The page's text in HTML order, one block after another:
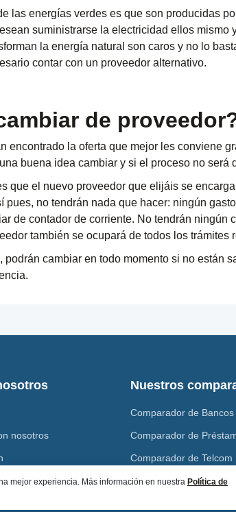
las energías verdes es que son producidas
suministrarse la electricidad ellos mismo
la energía natural son caros y no lo
contar con un proveedor alternativo.
de
encontrado la oferta que mejor les conviene
buena idea cambiar y si el proceso no será
que el nuevo proveedor que elijáis se
pues, no tendrán nada que hacer: ningún
de contador de corriente. No tendrán ningún
también se ocupará de todos los trámites
podrán cambiar en todo momento si no están
nosotros
Legales
Nuestros
Comparador de Bancos
Comparador de
Comparador de Telcom
Comparador de Energía
mejor experiencia. Más información en nuestra Política de